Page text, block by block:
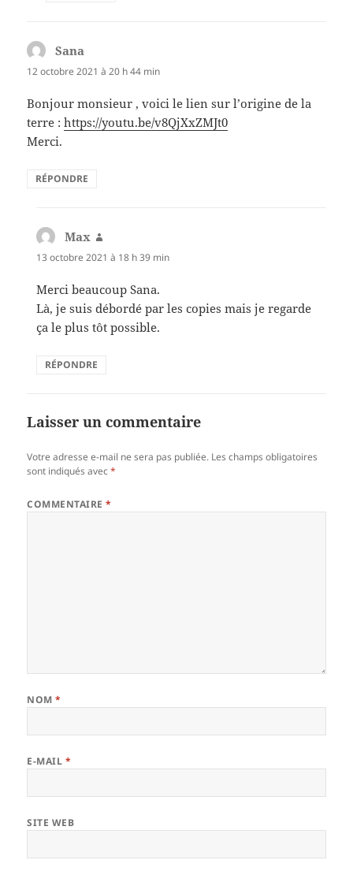
Sana
12 octobre 2021 à 20 h 44 min
Bonjour monsieur , voici le lien sur l’origine de la
terre :https://youtu.be/v8QjXxZMJt0
Merci.
RÉPONDRE
Max
13 octobre 2021 à 18 h 39 min
Merci beaucoup Sana.
Là, je suis débordé par les copies mais je regarde
ça le plus tôt possible.
RÉPONDRE
Laisser un commentaire
Votre adresse e-mail ne sera pas publiée. Les champs obligatoires
sont indiqués avec*
COMMENTAIRE*
NOM*
E-MAIL *
SITE WEB